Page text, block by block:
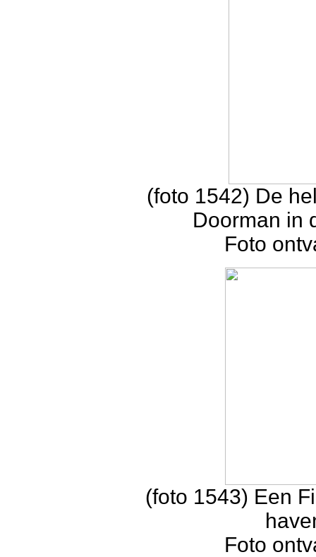
(foto 1542) De
Doorman in
Foto
(foto 1543) Een
Foto